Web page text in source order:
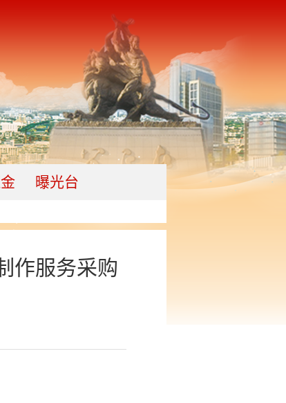
曝光台
作服务采购